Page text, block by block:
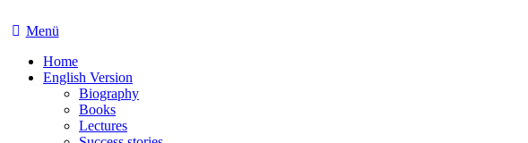
Menü
Home
English Version
Biography
Books
Lectures